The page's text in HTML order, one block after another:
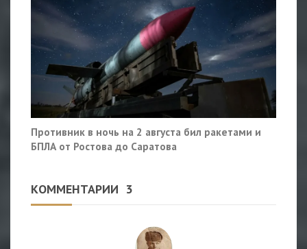
Противник в ночь на 2 августа бил ракетами и
БПЛА от Ростова до Саратова
КОММЕНТАРИИ 3